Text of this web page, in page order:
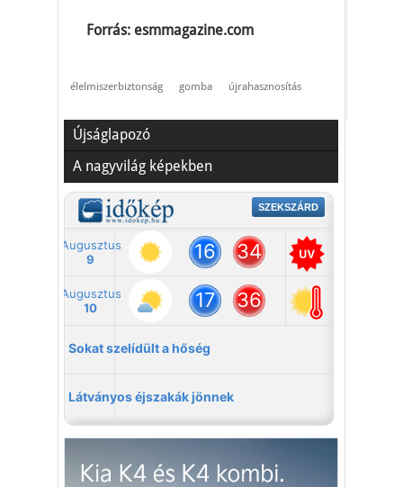
Forrás: esmmagazine.com
élelmiszerbiztonság gomba újrahasznosítás
Újságlapozó
A nagyvilág képekben